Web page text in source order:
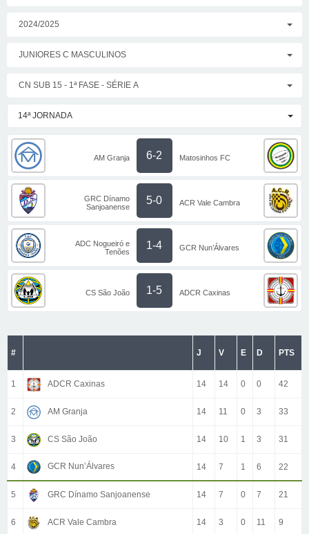
2024/2025
JUNIORES C MASCULINOS
CN SUB 15 - 1ª FASE - SÉRIE A
14ª JORNADA
AM Granja 6-2 Matosinhos FC
GRC Dínamo
Sanjoanense
5-0 ACR Vale Cambra
ADC Nogueiró e
Tenões
1-4 GCR Nun’Álvares
CS São João 1-5 ADCR Caxinas
# J V E D PTS
1 ADCR Caxinas 14 14 0 0 42
2 AM Granja 14 11 0 3 33
3 CS São João 14 10 1 3 31
4 GCR Nun’Álvares 14 7 1 6 22
5 GRC Dínamo Sanjoanense 14 7 0 7 21
6 ACR Vale Cambra 14 3 0 11 9